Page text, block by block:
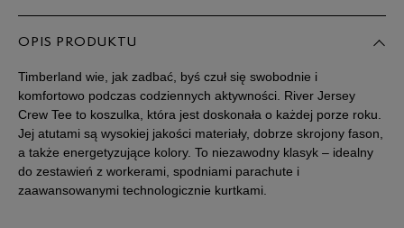
Powiadom o
XXL
XXXL
OPIS PRODUKTU
Timberland wie, jak zadbać, byś czuł się swobodnie i
komfortowo podczas codziennych aktywności. River Jersey
Crew Tee to koszulka, która jest doskonała o każdej porze roku.
Jej atutami są wysokiej jakości materiały, dobrze skrojony fason,
a także energetyzujące kolory. To niezawodny klasyk – idealny
do zestawień z workerami, spodniami parachute i
zaawansowanymi technologicznie kurtkami.